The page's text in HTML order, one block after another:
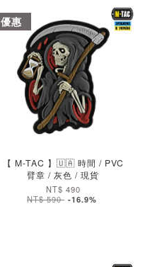
加入購物車
優惠
【 M-TAC 】🇺🇦 時間 / PVC
臂章 / 灰色 / 現貨
NT$ 490
NT$ 590 -16.9%